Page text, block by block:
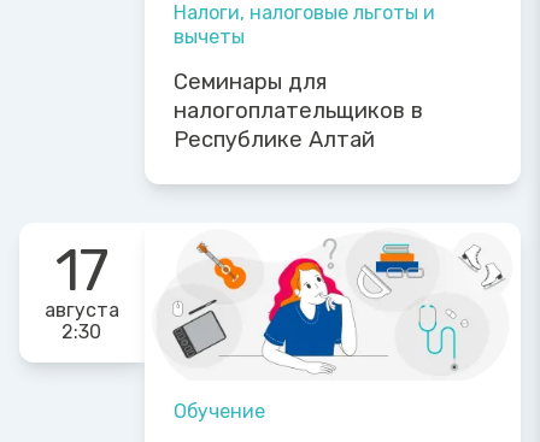
Налоги, налоговые льготы и
вычеты
Семинары для
налогоплательщиков в
Республике Алтай
17
августа
2:30
Обучение